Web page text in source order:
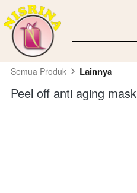
Semua Produk Lainnya
Peel off anti aging mask